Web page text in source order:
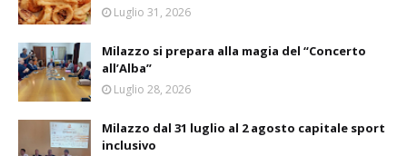
Luglio 31, 2026
Milazzo si prepara alla magia del “Concerto
all’Alba”
Luglio 28, 2026
Milazzo dal 31 luglio al 2 agosto capitale sport
inclusivo